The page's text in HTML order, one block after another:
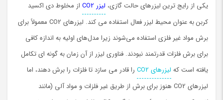
یکی از رایج ترین لیزرهای حالت گازی، لیزر CO2
از مخلوط دی اکسید
کربن به عنوان محیط لیزر فعال استفاده می کند. لیزرهای CO2 معمولاً برای
برش مواد غیر فلزی استفاده می‌شوند زیرا مدل‌های اولیه به اندازه کافی
برای برش فلزات قدرتمند نبودند. فناوری لیزر از آن زمان به گونه ای تکامل
یافته است که لیزرهای CO2
را قادر می سازد تا فلزات را برش دهند، اما
لیزرهای CO2 هنوز برای برش از طریق غیر فلزات و مواد آلی (مانند